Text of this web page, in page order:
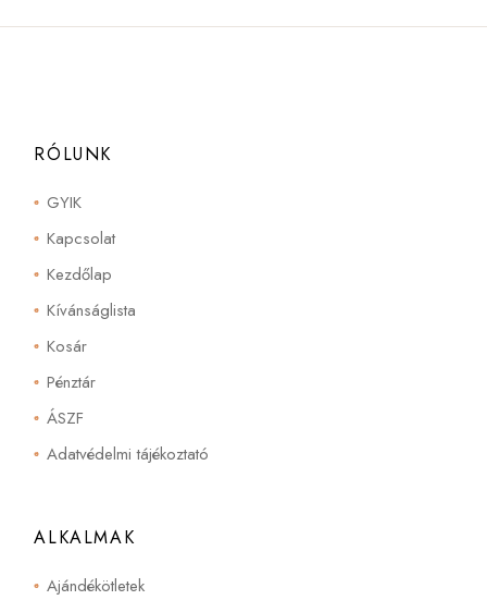
RÓLUNK
GYIK
Kapcsolat
Kezdőlap
Kívánságlista
Kosár
Pénztár
ÁSZF
Adatvédelmi tájékoztató
ALKALMAK
Ajándékötletek